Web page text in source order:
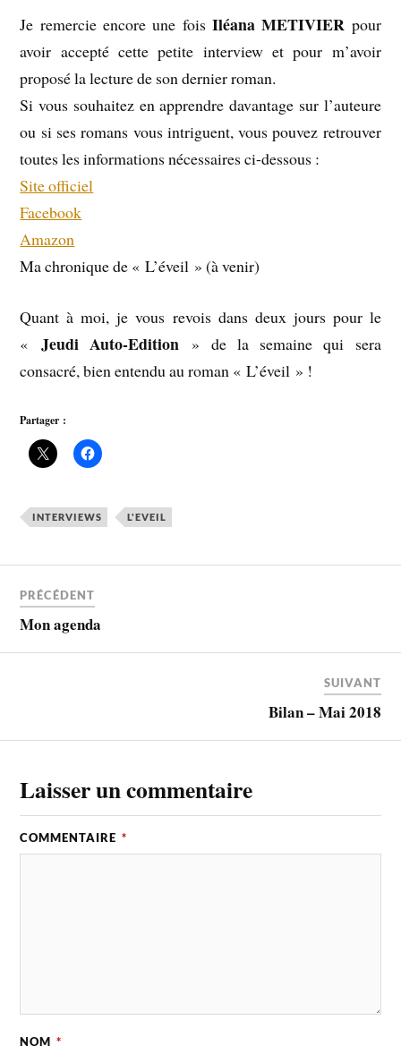
Je remercie encore une fois Iléana METIVIER pour
avoir accepté cette petite interview et pour m’avoir
proposé la lecture de son dernier roman.
Si vous souhaitez en apprendre davantage sur l’auteure
ou si ses romans vous intriguent, vous pouvez retrouver
toutes les informations nécessaires ci-dessous :
Site officiel
Facebook
Amazon
Ma chronique de « L’éveil » (à venir)
Quant à moi, je vous revois dans deux jours pour le
« Jeudi Auto-Edition » de la semaine qui sera
consacré, bien entendu au roman « L’éveil » !
Partager :
INTERVIEWS L'EVEIL
PRÉCÉDENT
Mon agenda
SUIVANT
Bilan – Mai 2018
Laisser un commentaire
COMMENTAIRE *
NOM *